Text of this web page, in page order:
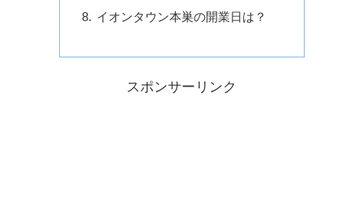
イオンタウン本巣の開業日は？
スポンサーリンク